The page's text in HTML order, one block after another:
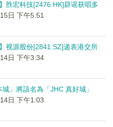
】胜宏科技[2476.HK]辟谣获唱多
日 下午5:51
】视源股份[2841.SZ]递表港交所
日 下午3:34
城」將該名為「JHC 真好城」
日 下午1:03